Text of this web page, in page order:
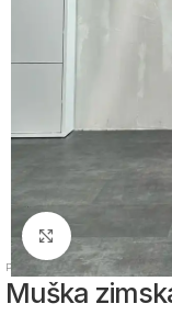
Zumiraj sliku
Početna Muška odeća Muške jakne
Muška